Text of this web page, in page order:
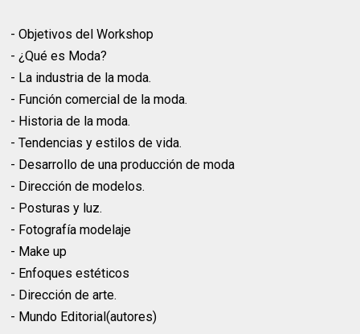
- Objetivos del Workshop
- ¿Qué es Moda?
- La industria de la moda.
- Función comercial de la moda.
- Historia de la moda.
- Tendencias y estilos de vida.
- Desarrollo de una producción de moda
- Dirección de modelos.
- Posturas y luz.
- Fotografía modelaje
- Make up
- Enfoques estéticos
- Dirección de arte.
- Mundo Editorial(autores)